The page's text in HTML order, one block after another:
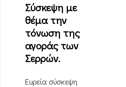
Σύσκεψη με
θέμα την
τόνωση της
αγοράς των
Σερρών.
Ευρεία σύσκεψη